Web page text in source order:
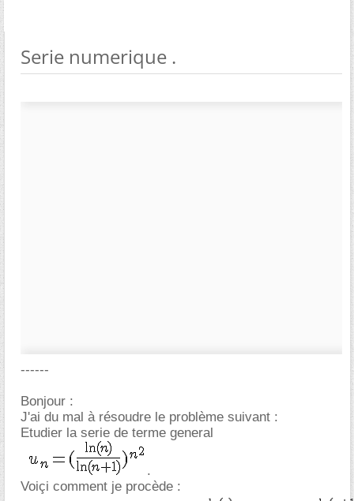
Serie numerique .
------
Bonjour :
J'ai du mal à résoudre le problème suivant :
Etudier la serie de terme general
.
Voiçi comment je procède :